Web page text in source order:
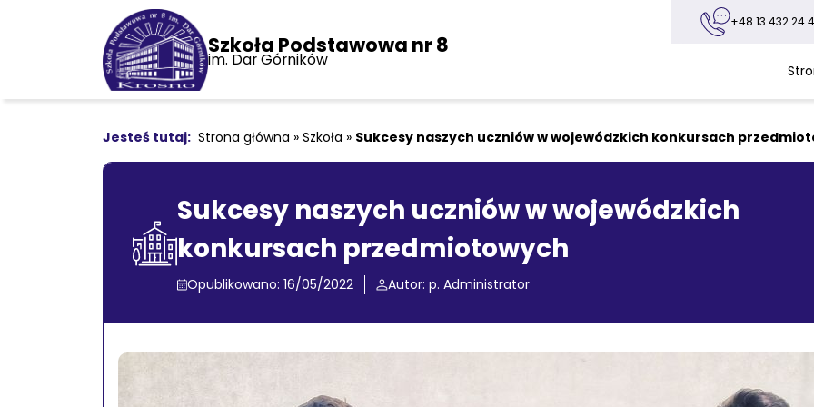
+48 13 432 24
Szkoła Podstawowa nr 8
im. Dar Górników
Strona główna » Szkoła » Sukcesy naszych uczniów w wojewódzkich konkursach
Sukcesy naszych uczniów w wojewódzkich
konkursach przedmiotowych
Opublikowano: 16/05/2022 Autor: p. Administrator